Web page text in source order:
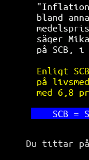
bland
säger
på
Enligt
på
med
SCB
Du tittar